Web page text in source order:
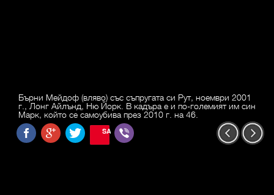
Бърни Мейдоф (вляво) със съпругата си Рут, ноември 2001
г., Лонг Айлънд, Ню Йорк. В кадъра е и по-големият им син
Марк, който се самоубива през 2010 г. на 46.
SAVE